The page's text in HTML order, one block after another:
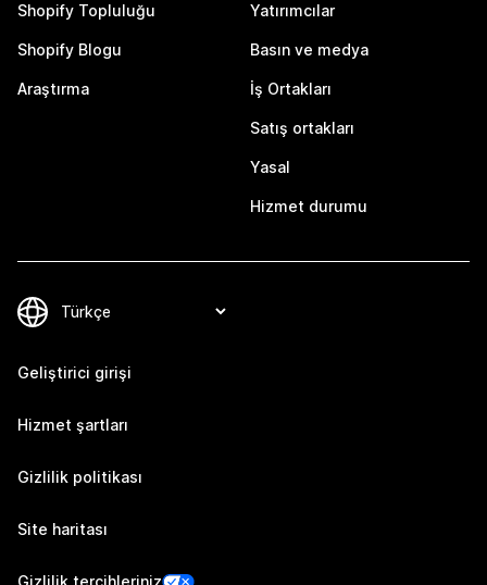
Shopify Topluluğu
Shopify Blogu
Araştırma
Yatırımcılar
Basın ve medya
İş Ortakları
Satış ortakları
Yasal
Hizmet durumu
Geliştirici girişi
Hizmet şartları
Gizlilik politikası
Site haritası
Gizlilik tercihleriniz